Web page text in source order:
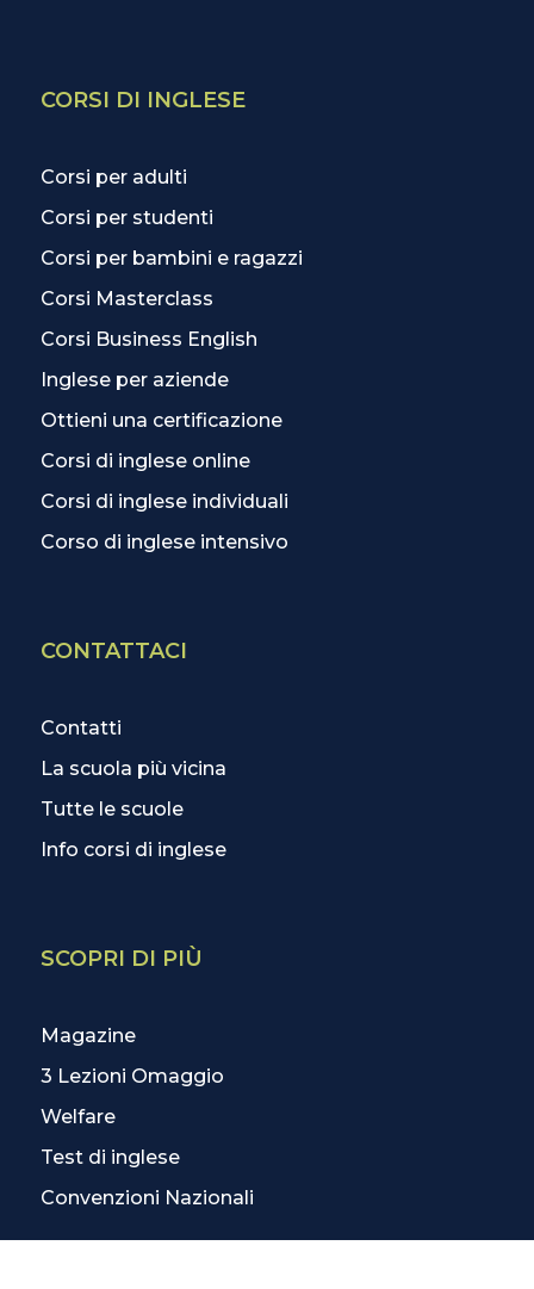
CORSI DI INGLESE
Corsi per adulti
Corsi per studenti
Corsi per bambini e ragazzi
Corsi Masterclass
Corsi Business English
Inglese per aziende
Ottieni una certificazione
Corsi di inglese online
Corsi di inglese individuali
Corso di inglese intensivo
CONTATTACI
Contatti
La scuola più vicina
Tutte le scuole
Info corsi di inglese
SCOPRI DI PIÙ
Magazine
3 Lezioni Omaggio
Welfare
Test di inglese
Convenzioni Nazionali